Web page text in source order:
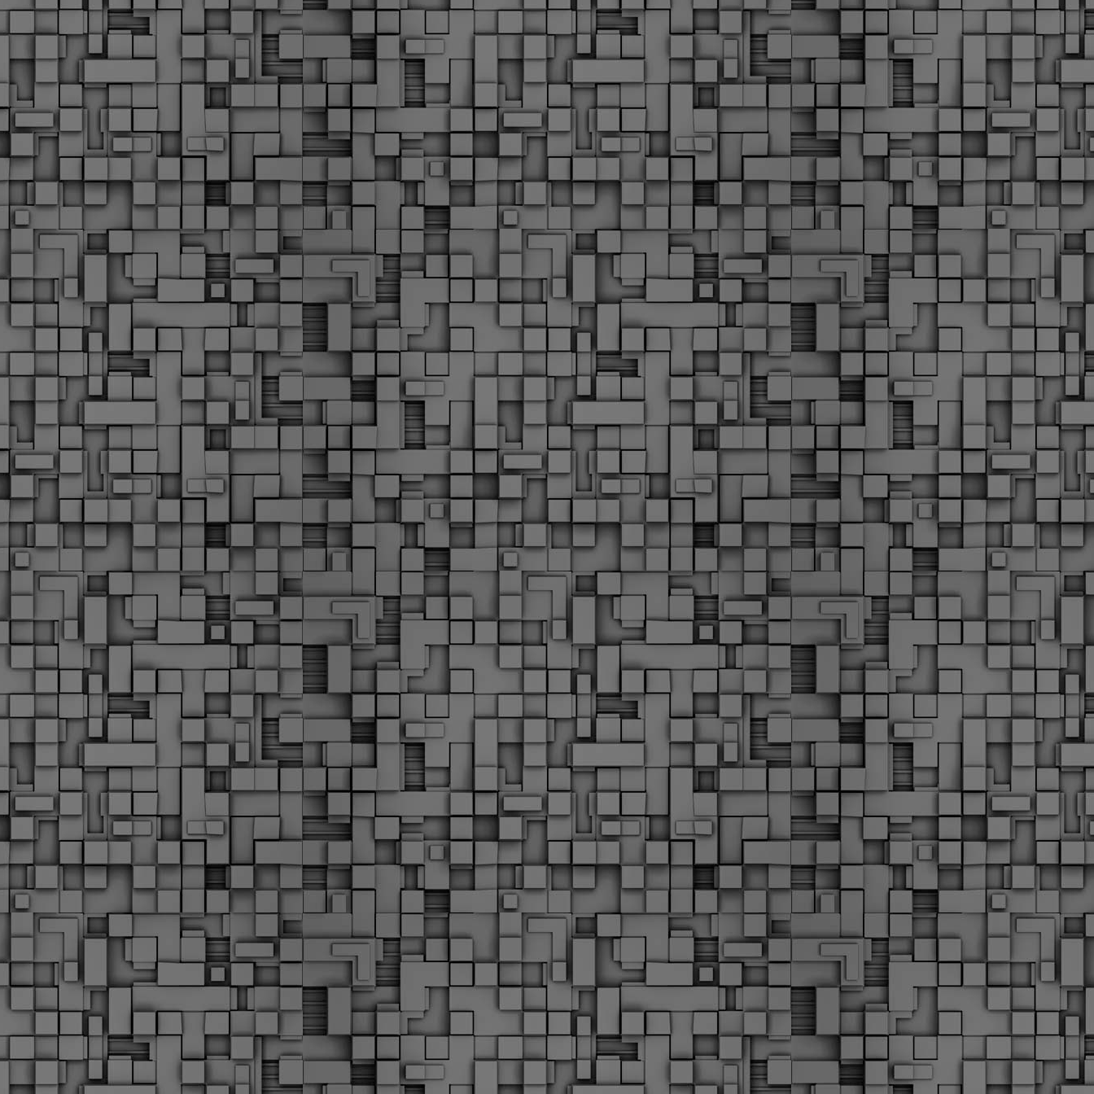
σε δήμους της χώρας. Το Dimastin, αναζητεί σχετικό
φωτογραφικό υλικό στο διαδίκτυο και σας το παρουσιάζει σε
αυτή την ανάρτηση. Επίσης, σας καλούμε, αν διαπιστώσετε ότι
μας έχουν "ξεφύγει" ορκωμοσίες, μπορείτε να στέλνετε το
φωτογραφικό τους υλικό στο dimasthes@gmail.gr ώστε να το
δημοσιεύουμε εδώ, άμεσα.
MAR
Θεσσαλονίκη: Ορκίστηκαν οι 75 νέοι δημοτικοί
αστυνομικοί – Τι τους ζήτησε ο Αγγελούδης
Ενισχύεται το έργο της δημοτικής αστυνομίας στο δήμο
Θεσσαλονίκης καθώς το πρωί της Τετάρτης 18 Μαρτίου
ορκίστηκαν οι 75 νέοι δημοτικοί αστυνομικοί.
«Με αυτούς, σε λίγους μήνες αποκτά ένα ισχυρό σώμα η
δημοτική αστυνομία. Θα είναι πιο κοντά στον πολίτη. Είχα την
ευκαιρία να είμαι σήμερα στην ορκωμοσία τους.
MAR
Ξεκίνησαν εδώ και μια εβδομάδα οι αφίξεις των
νεοπροσληφθέντων Δημοτικών Αστυνομικών στους
δήμους και οι ορκωμοσίες τους - Πλήρες
Μεγάλες μέρες ζει ο "οργανισμός" της Δημοτικής Αστυνομίας!
Να θυμίσουμε ότι κανονικές προσλήψεις στην Δημοτική
Αστυνομία έχουν να γίνουν από το 2010. Δεκαέξι ολόκληρα
χρόνια! Και βέβαια, ακόμη και με αυτές τις προσλήψεις, δεν
φτάνουμε ούτε τα 2/3 των Δημοτικών Αστυνομικών που
υπηρετούσαν το 2013 προ της κατάργησης της υπηρεσίας με
απόφαση του σημερινού πρωθυπουργού Κυριάκου Μητσοτάκη. Ας
είναι...
2
Δημοτική Αστυνομία Θεσσαλονίκης: Διμηνιαίος
απολογισμός ελέγχων τήρησης νομοθεσίας
Τον απολογισμό των δράσεων ελέγχου για τα ζώα συντροφιάς
κατά το δίμηνο Ιανουαρίου – Φεβρουαρίου 2026 παρουσιάζει η
Δημοτική Αστυνομία Θεσσαλονίκης, με στόχο την προστασία των
ζώων και την ομαλή συμβίωση στην πόλη.
FEB
18
ΣτΕ: Οριστική απόρριψη της επαναφοράς του 13ου
και 14ου μισθού για τους δημοσίους υπαλλήλους
Με την απόφαση αυτή, το ΣτΕ απορρίπτει οριστικά τις
αξιώσεις των δημοσίων υπαλλήλων για επαναφορά των
δώρων, επικυρώνοντας την τρέχουσα κατάσταση παρά τις
αντιδράσεις της ΑΔΕΔΥ
Το ΣτΕ απέρριψε οριστικά την προσφυγή της ΑΔΕΔΥ και ενός
εκπαιδευτικού για την επαναφορά των δώρων Χριστουγέννων,
Πάσχα και θερινής άδειας (13ος και 14ος μισθός) στους
εργαζόμενους του δημόσιου τομέα, κλείνοντας μια μακρά
διαμάχη δεκαετιών που αφορούσε τις μνημονιακές περικοπές.
Γνωστοποίηση έκδοσης οριστικών αποτελεσμάτων –
Παροχή οδηγιών.
► Δείτε/κατεβάστε την πολυαναμενόμενη εγκύκλιο του Υπ.
FEB
1
Με διαρροή 2 μέρες πριν την στάση εργασίας
ενημερώνει το ΣτΕ για την απόρριψη της επαναφοράς